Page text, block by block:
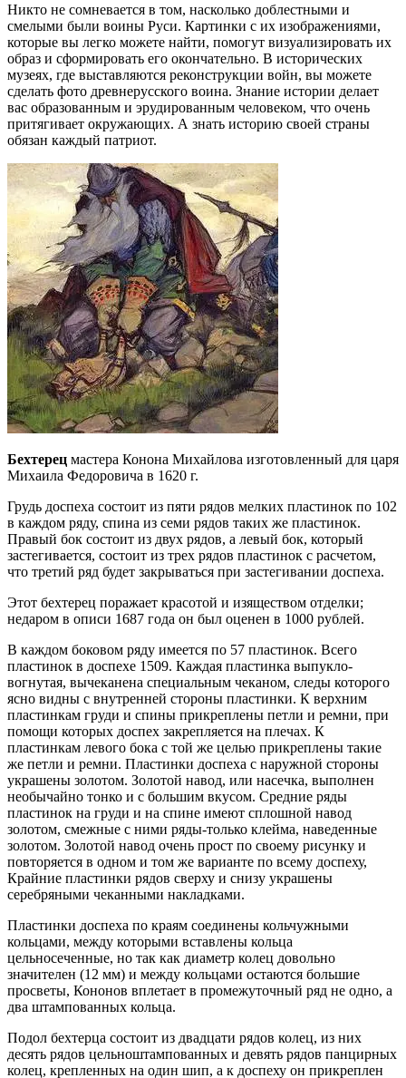
Никто не сомневается в том, насколько доблестными и
смелыми были воины Руси. Картинки с их изображениями,
которые вы легко можете найти, помогут визуализировать их
образ и сформировать его окончательно. В исторических
музеях, где выставляются реконструкции войн, вы можете
сделать фото древнерусского воина. Знание истории делает
вас образованным и эрудированным человеком, что очень
притягивает окружающих. А знать историю своей страны
обязан каждый патриот.
Бехтерец мастера Конона Михайлова изготовленный для царя
Михаила Федоровича в 1620 г.
Грудь доспеха состоит из пяти рядов мелких пластинок по 102
в каждом ряду, спина из семи рядов таких же пластинок.
Правый бок состоит из двух рядов, а левый бок, который
застегивается, состоит из трех рядов пластинок с расчетом,
что третий ряд будет закрываться при застегивании доспеха.
Этот бехтерец поражает красотой и изяществом отделки;
недаром в описи 1687 года он был оценен в 1000 рублей.
В каждом боковом ряду имеется по 57 пластинок. Всего
пластинок в доспехе 1509. Каждая пластинка выпукло-
вогнутая, вычеканена специальным чеканом, следы которого
ясно видны с внутренней стороны пластинки. К верхним
пластинкам груди и спины прикреплены петли и ремни, при
помощи которых доспех закрепляется на плечах. К
пластинкам левого бока с той же целью прикреплены такие
же петли и ремни. Пластинки доспеха с наружной стороны
украшены золотом. Золотой навод, или насечка, выполнен
необычайно тонко и с большим вкусом. Средние ряды
пластинок на груди и на спине имеют сплошной навод
золотом, смежные с ними ряды-только клейма, наведенные
золотом. Золотой навод очень прост по своему рисунку и
повторяется в одном и том же варианте по всему доспеху,
Крайние пластинки рядов сверху и снизу украшены
серебряными чеканными накладками.
Пластинки доспеха по краям соединены кольчужными
кольцами, между которыми вставлены кольца
цельносеченные, но так как диаметр колец довольно
значителен (12 мм) и между кольцами остаются большие
просветы, Кононов вплетает в промежуточный ряд не одно, а
два штампованных кольца.
Подол бехтерца состоит из двадцати рядов колец, из них
десять рядов цельноштампованных и девять рядов панцирных
колец, крепленных на один шип, а к доспеху он прикреплен